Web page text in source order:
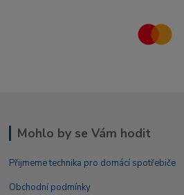
Mohlo by se Vám hodit
Přijmeme technika pro domácí spotřebiče
Obchodní podmínky